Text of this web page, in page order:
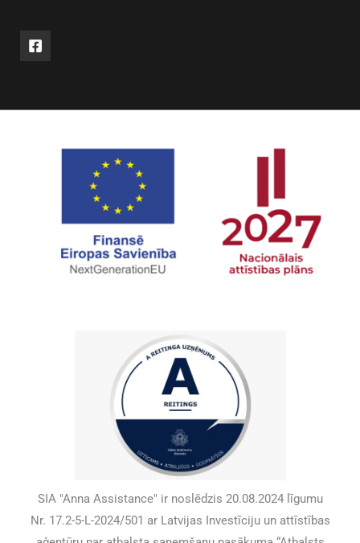
SIA "Anna Assistance" ir noslēdzis 20.08.2024 līgumu
Nr. 17.2-5-L-2024/501 ar Latvijas Investīciju un attīstības